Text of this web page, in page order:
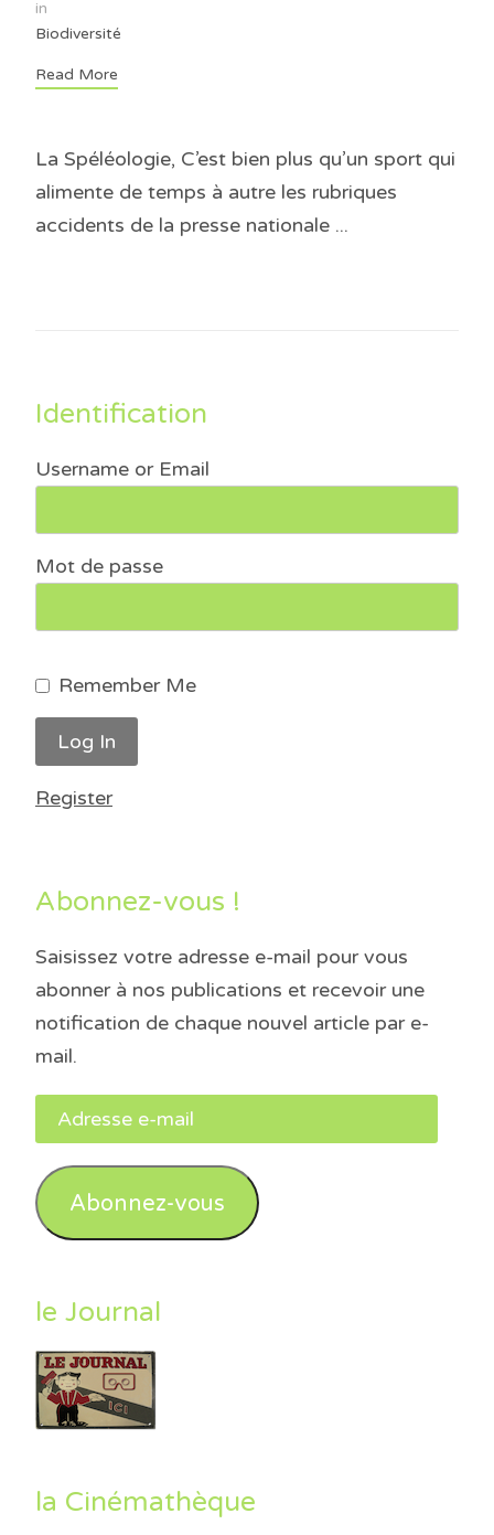
in
Biodiversité
Read More
La Spéléologie, C’est bien plus qu’un sport qui
alimente de temps à autre les rubriques
accidents de la presse nationale ...
Identification
Username or Email
Mot de passe
Remember Me
Register
Abonnez-vous !
Saisissez votre adresse e-mail pour vous
abonner à nos publications et recevoir une
notification de chaque nouvel article par e-
mail.
Adresse
e-
mail
Abonnez-vous
le Journal
la Cinémathèque